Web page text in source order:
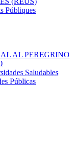
Públiques
AL PEREGRINO
Saludables
Públicas